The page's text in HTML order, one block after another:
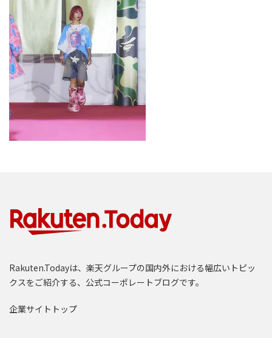
Rakuten.Todayは、楽天グループの国内外における幅広いトピッ
クスをご紹介する、公式コーポレートブログです。
企業サイトトップ